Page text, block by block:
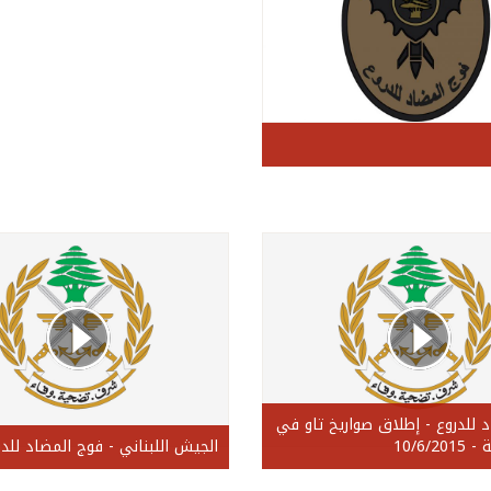
للدروع - إطلاق صواريخ تاو في
الجيش اللبناني - فوج المضاد